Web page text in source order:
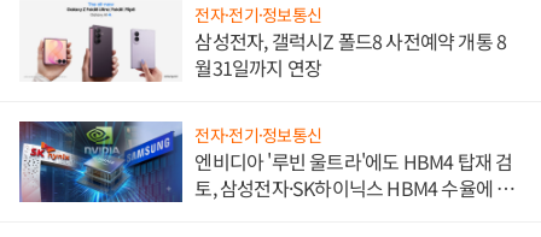
전자·전기·정보통신
삼성전자, 갤럭시Z 폴드8 사전예약 개통 8
월31일까지 연장
전자·전기·정보통신
엔비디아 '루빈 울트라'에도 HBM4 탑재 검
토, 삼성전자·SK하이닉스 HBM4 수율에 주